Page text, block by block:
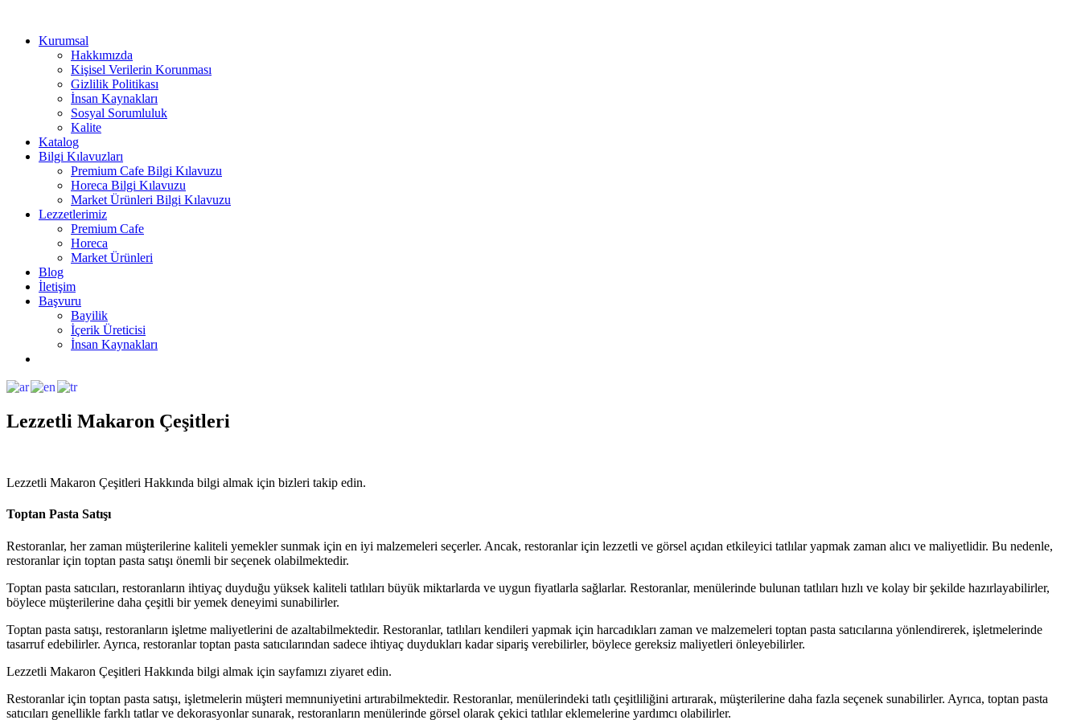
Kurumsal
Hakkımızda
Kişisel Verilerin Korunması
Gizlilik Politikası
İnsan Kaynakları
Sosyal Sorumluluk
Kalite
Katalog
Bilgi Kılavuzları
Premium Cafe Bilgi Kılavuzu
Horeca Bilgi Kılavuzu
Market Ürünleri Bilgi Kılavuzu
Lezzetlerimiz
Premium Cafe
Horeca
Market Ürünleri
Blog
İletişim
Başvuru
Bayilik
İçerik Üreticisi
İnsan Kaynakları
Lezzetli Makaron Çeşitleri
Lezzetli Makaron Çeşitleri Hakkında bilgi almak için bizleri takip edin.
Toptan Pasta Satışı
Restoranlar, her zaman müşterilerine kaliteli yemekler sunmak için en iyi malzemeleri seçerler. Ancak, restoranlar için lezzetli ve görsel açıdan etkileyici tatlılar yapmak zaman alıcı ve maliyetlidir. Bu nedenle,
restoranlar için toptan pasta satışı önemli bir seçenek olabilmektedir.
Toptan pasta satıcıları, restoranların ihtiyaç duyduğu yüksek kaliteli tatlıları büyük miktarlarda ve uygun fiyatlarla sağlarlar. Restoranlar, menülerinde bulunan tatlıları hızlı ve kolay bir şekilde hazırlayabilirler,
böylece müşterilerine daha çeşitli bir yemek deneyimi sunabilirler.
Toptan pasta satışı, restoranların işletme maliyetlerini de azaltabilmektedir. Restoranlar, tatlıları kendileri yapmak için harcadıkları zaman ve malzemeleri toptan pasta satıcılarına yönlendirerek, işletmelerinde
tasarruf edebilirler. Ayrıca, restoranlar toptan pasta satıcılarından sadece ihtiyaç duydukları kadar sipariş verebilirler, böylece gereksiz maliyetleri önleyebilirler.
Lezzetli Makaron Çeşitleri Hakkında bilgi almak için sayfamızı ziyaret edin.
Restoranlar için toptan pasta satışı, işletmelerin müşteri memnuniyetini artırabilmektedir. Restoranlar, menülerindeki tatlı çeşitliliğini artırarak, müşterilerine daha fazla seçenek sunabilirler. Ayrıca, toptan pasta
satıcıları genellikle farklı tatlar ve dekorasyonlar sunarak, restoranların menülerinde görsel olarak çekici tatlılar eklemelerine yardımcı olabilirler.